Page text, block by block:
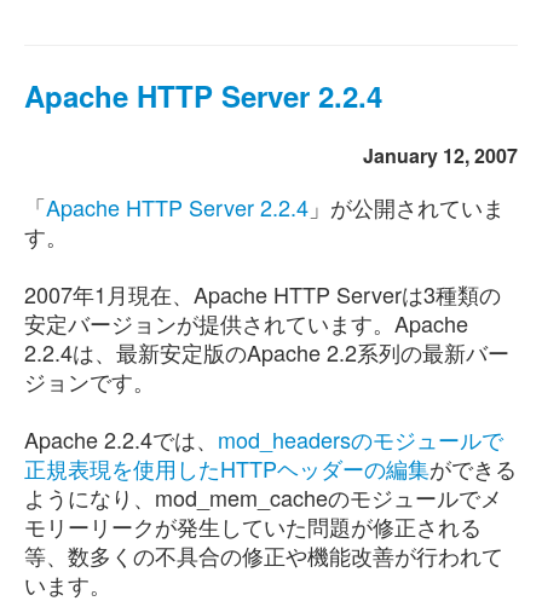
Apache HTTP Server 2.2.4
January 12, 2007
「Apache HTTP Server 2.2.4 」が公開されていま
す。
2007年1月現在、Apache HTTP Serverは3種類の
安定バージョンが提供されています。Apache
2.2.4は、最新安定版のApache 2.2系列の最新バー
ジョンです。
Apache 2.2.4では、 mod_headersのモジュールで
正規表現を使用したHTTPヘッダーの編集ができる
ようになり、mod_mem_cacheのモジュールでメ
モリーリークが発生していた問題が修正される
等、数多くの不具合の修正や機能改善が行われて
います。